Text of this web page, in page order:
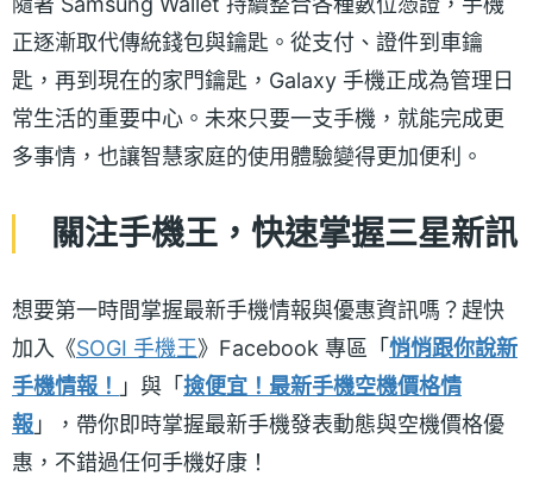
正逐漸取代傳統錢包與鑰匙。從支付、證件到車鑰
匙，再到現在的家門鑰匙，Galaxy 手機正成為管理日
常生活的重要中心。未來只要一支手機，就能完成更
多事情，也讓智慧家庭的使用體驗變得更加便利。
關注手機王，快速掌握三星新訊
想要第一時間掌握最新手機情報與優惠資訊嗎？趕快
加入《SOGI 手機王》Facebook 專區「悄悄跟你說新
手機情報！ 」與「撿便宜！最新手機空機價格情
報 」，帶你即時掌握最新手機發表動態與空機價格優
惠，不錯過任何手機好康！